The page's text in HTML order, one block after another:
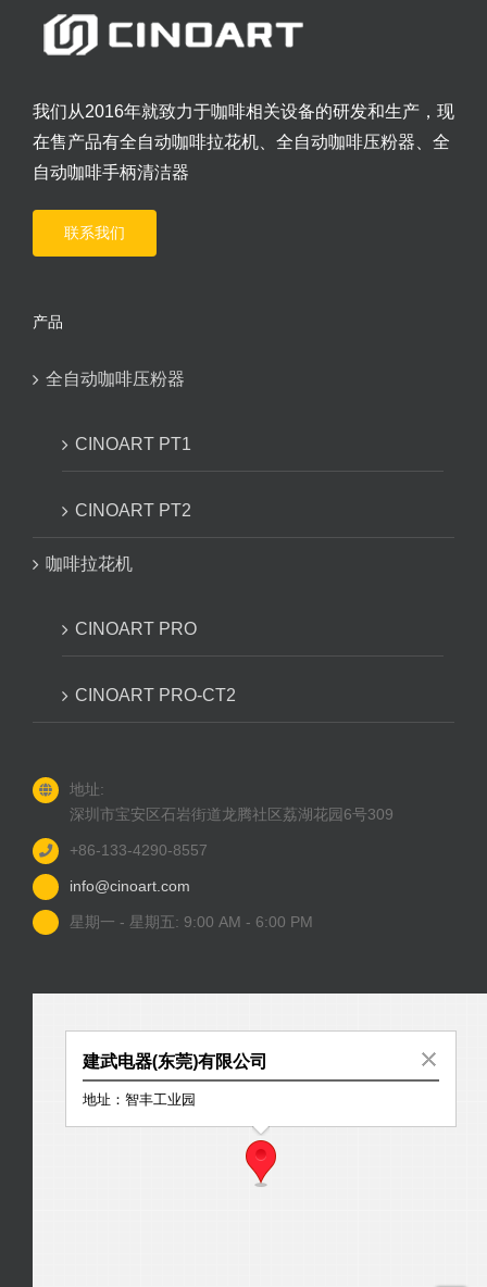
我们从2016年就致力于咖啡相关设备的研发和生产，现
在售产品有全自动咖啡拉花机、全自动咖啡压粉器、全
自动咖啡手柄清洁器
联系我们
产品
全自动咖啡压粉器
CINOART PT1
CINOART PT2
咖啡拉花机
CINOART PRO
CINOART PRO-CT2
地址:
深圳市宝安区石岩街道龙腾社区荔湖花园6号309
+86-133-4290-8557
info@cinoart.com
星期一 - 星期五: 9:00 AM - 6:00 PM